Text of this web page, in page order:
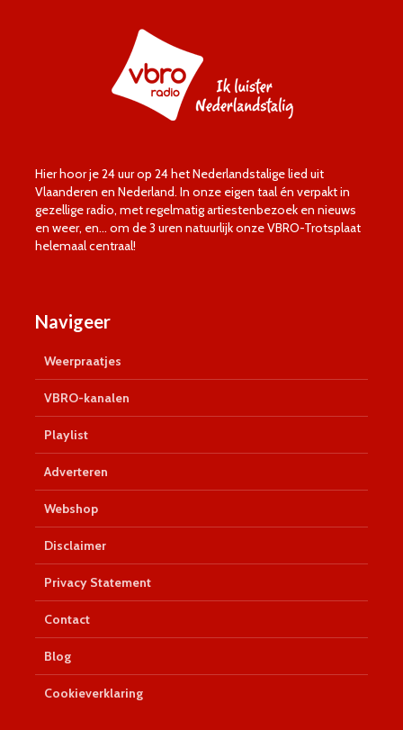
Hier hoor je 24 uur op 24 het Nederlandstalige lied uit
Vlaanderen en Nederland. In onze eigen taal én verpakt in
gezellige radio, met regelmatig artiestenbezoek en nieuws
en weer, en… om de 3 uren natuurlijk onze VBRO-Trotsplaat
helemaal centraal!
Navigeer
Weerpraatjes
VBRO-kanalen
Playlist
Adverteren
Webshop
Disclaimer
Privacy Statement
Contact
Blog
Cookieverklaring